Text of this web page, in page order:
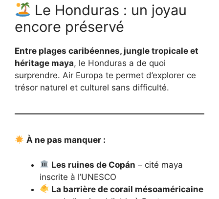
Le Honduras : un joyau
encore préservé
Entre plages caribéennes, jungle tropicale et
héritage maya, le Honduras a de quoi
surprendre. Air Europa te permet d’explorer ce
trésor naturel et culturel sans difficulté.
À ne pas manquer :
Les ruines de Copán – cité maya
inscrite à l’UNESCO
La barrière de corail mésoaméricaine